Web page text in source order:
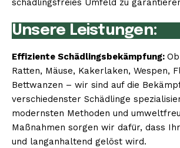
schädlingsfreies Umfeld zu
Unsere Leistungen:
Effiziente Schädlingsbekämpfung:
Ratten, Mäuse, Kakerlaken, Wespen,
Bettwanzen – wir sind auf die
verschiedenster Schädlinge
modernsten Methoden und
Maßnahmen sorgen wir dafür, dass
und langanhaltend gelöst wird.